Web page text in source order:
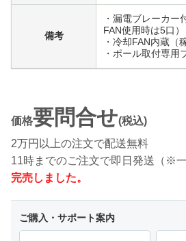
備考
・漏電ブレーカー
FAN使用時は5口）
・冷却FAN内蔵（
・ポール取付専用
価格要問合せ(税込)
2万円以上の注文で配送無料
11時までのご注文で即日発送（※一
完売しました。